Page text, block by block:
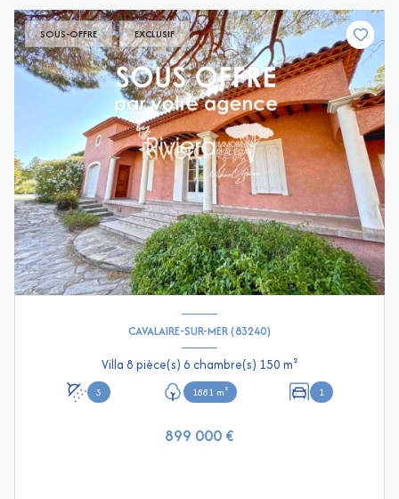
SOUS-OFFRE EXCLUSIF
CAVALAIRE-SUR-MER (83240)
Villa 8 pièce(s) 6 chambre(s) 150 m²
3 1881 m² 1
899 000 €